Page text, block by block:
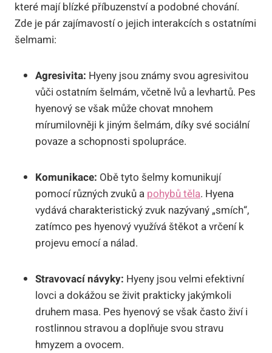
které mají blízké příbuzenství a podobné chování.
Zde je pár zajímavostí o jejich interakcích s ostatními
šelmami:
Agresivita: Hyeny jsou známy svou agresivitou
vůči ostatním šelmám, včetně lvů a levhartů. Pes
hyenový se však může chovat mnohem
mírumilovněji k jiným šelmám, díky své sociální
povaze a schopnosti spolupráce.
Komunikace: Obě tyto šelmy komunikují
pomocí různých zvuků a pohybů těla. Hyena
vydává charakteristický zvuk nazývaný „smích“,
zatímco pes hyenový využívá štěkot a vrčení k
projevu emocí a nálad.
Stravovací návyky: Hyeny jsou velmi efektivní
lovci a dokážou se živit prakticky jakýmkoli
druhem masa. Pes hyenový se však často živí i
rostlinnou stravou a doplňuje svou stravu
hmyzem a ovocem.